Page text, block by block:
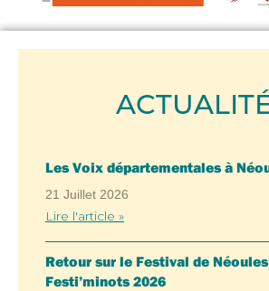
Les Voix départementales à
21 Juillet 2026
Lire l'article »
Retour sur le Festival de
Festi’minots 2026